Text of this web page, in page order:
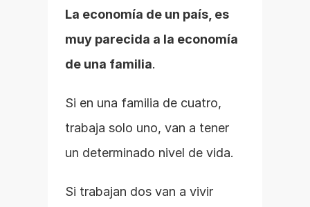
La economía de un país, es
muy parecida a la economía
de una familia.
Si en una familia de cuatro,
trabaja solo uno, van a tener
un determinado nivel de vida.
Si trabajan dos van a vivir